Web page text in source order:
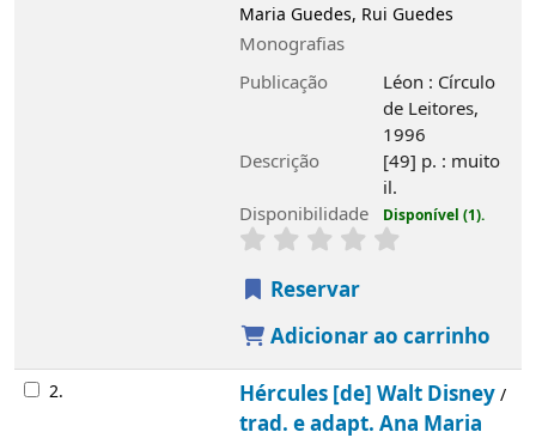
Léon : Círculo de Leitores,
1996
[49] p. : muito il.
Reservar
Adicionar ao carrinho
adapt. Ana Maria Guedes, Rui Guedes
Monografias
Rio de Mouro : Everest, 1997